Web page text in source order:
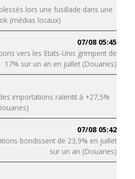
lors une fusillade dans une
(médias locaux)
07/08 05:45
vers les Etats-Unis grimpent de
17% sur un an en juillet (Douanes)
importations ralentit à +27,5%
07/08 05:42
bondissent de 23,9% en juillet
sur un an (Douanes)